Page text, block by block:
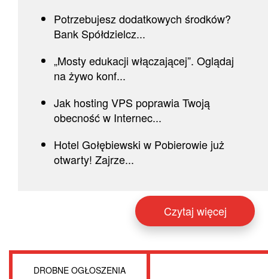
Potrzebujesz dodatkowych środków?
Bank Spółdzielcz...
„Mosty edukacji włączającej”. Oglądaj
na żywo konf...
Jak hosting VPS poprawia Twoją
obecność w Internec...
Hotel Gołębiewski w Pobierowie już
otwarty! Zajrze...
Czytaj więcej
DROBNE OGŁOSZENIA